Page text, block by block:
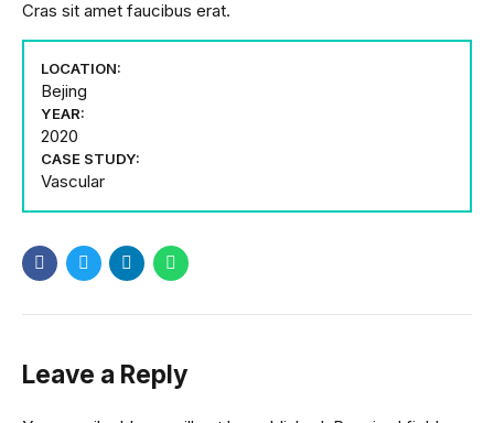
Cras sit amet faucibus erat.
LOCATION:
Bejing
YEAR:
2020
CASE STUDY:
Vascular
Leave a Reply